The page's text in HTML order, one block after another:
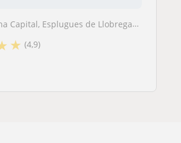
Esplugues de Llobregat, Hospitalet de Llobregat
★ (4,9)